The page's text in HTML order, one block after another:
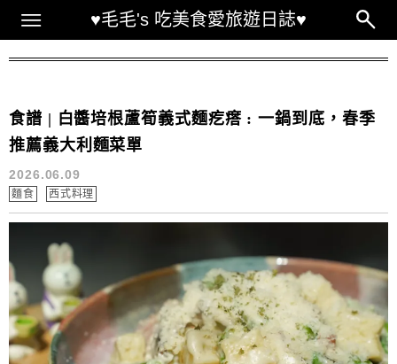
♥毛毛's 吃美食愛旅遊日誌♥
Main Menu
食譜 | 白醬培根蘆筍義式麵疙瘩 : 一鍋到底，春季
推薦義大利麵菜單
2026.06.09
麵食 西式料理